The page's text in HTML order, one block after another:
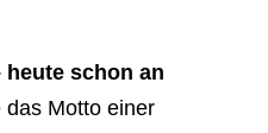
heute schon an
das Motto einer